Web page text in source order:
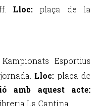
Lloc:plaça de la
Kampionats Esportius
Lloc: plaça de
amb aquest acte:
La Cantina.